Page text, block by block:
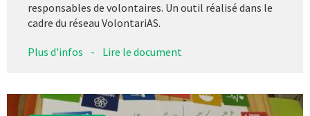
responsables de volontaires. Un outil réalisé dans le
cadre du réseau VolontariAS.
Plus d'infos - Lire le document